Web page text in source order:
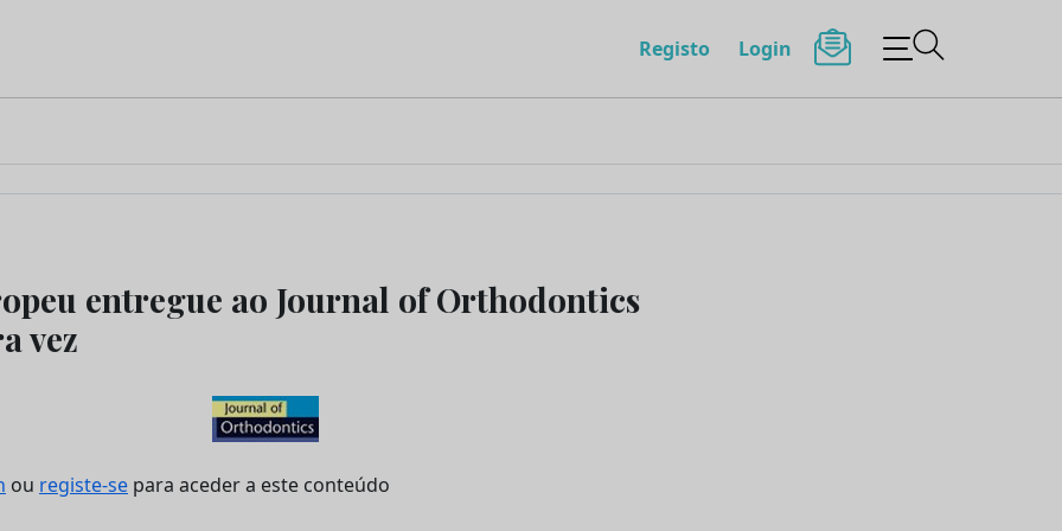
Registo Login
entregue ao Journal of Orthodontics
vez
ou registe-se para aceder a este conteúdo